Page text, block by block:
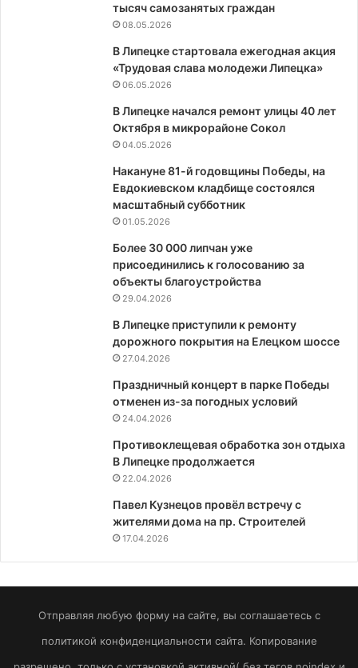
тысяч самозанятых граждан
08.05.2026
В Липецке стартовала ежегодная акция
«Трудовая слава молодежи Липецка»
06.05.2026
В Липецке начался ремонт улицы 40 лет
Октября в микрорайоне Сокол
04.05.2026
Накануне 81-й годовщины Победы, на
Евдокиевском кладбище состоялся
масштабный субботник
01.05.2026
Более 30 000 липчан уже
присоединились к голосованию за
объекты благоустройства
29.04.2026
В Липецке приступили к ремонту
дорожного покрытия на Елецком шоссе
27.04.2026
Праздничный концерт в парке Победы
отменен из-за погодных условий
24.04.2026
Противоклещевая обработка зон отдыха
В Липецке продолжается
22.04.2026
Павел Кузнецов провёл встречу с
жителями дома на пр. Строителей
17.04.2026
Отправляя любую форму на сайте, вы соглашаетесь с
политикой конфиденциальности сайта. Копирование